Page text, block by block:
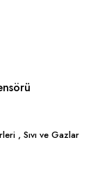
,Sıvı ve Gazlar